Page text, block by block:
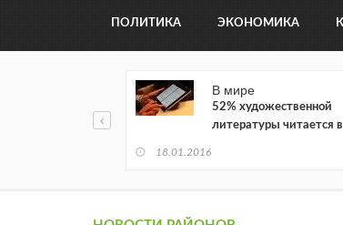
ПОЛИТИКА ЭКОНОМИКА
В мире
52% художественной
литературы читается в
18.01.2016